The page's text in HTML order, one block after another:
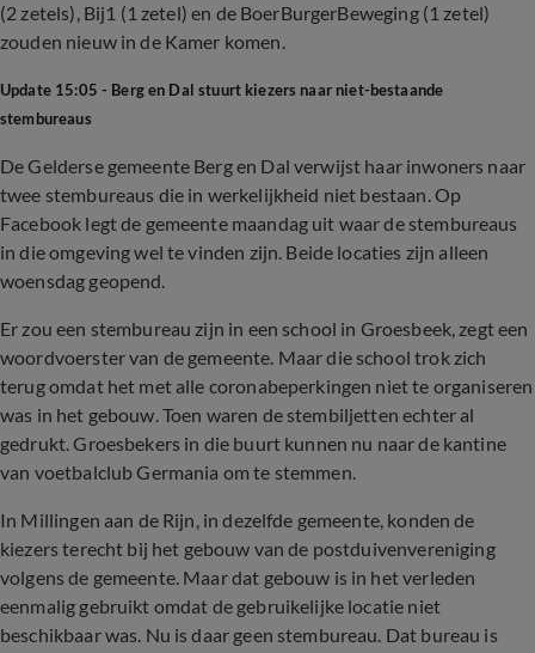
(2 zetels), Bij1 (1 zetel) en de BoerBurgerBeweging (1 zetel)
zouden nieuw in de Kamer komen.
Update 15:05 - Berg en Dal stuurt kiezers naar niet-bestaande
stembureaus
De Gelderse gemeente Berg en Dal verwijst haar inwoners naar
twee stembureaus die in werkelijkheid niet bestaan. Op
Facebook legt de gemeente maandag uit waar de stembureaus
in die omgeving wel te vinden zijn. Beide locaties zijn alleen
woensdag geopend.
Er zou een stembureau zijn in een school in Groesbeek, zegt een
woordvoerster van de gemeente. Maar die school trok zich
terug omdat het met alle coronabeperkingen niet te organiseren
was in het gebouw. Toen waren de stembiljetten echter al
gedrukt. Groesbekers in die buurt kunnen nu naar de kantine
van voetbalclub Germania om te stemmen.
In Millingen aan de Rijn, in dezelfde gemeente, konden de
kiezers terecht bij het gebouw van de postduivenvereniging
volgens de gemeente. Maar dat gebouw is in het verleden
eenmalig gebruikt omdat de gebruikelijke locatie niet
beschikbaar was. Nu is daar geen stembureau. Dat bureau is